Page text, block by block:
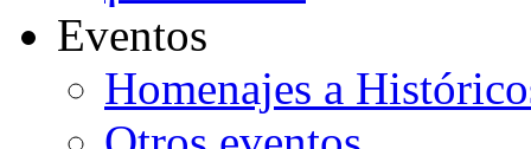
Eventos
Homenajes a